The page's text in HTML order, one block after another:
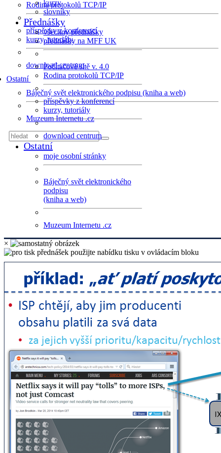
Rodina protokolů TCP/IP
příspěvky z konferencí
kurzy, tutoriály
download centrum
Ostatní
Báječný svět elektronického podpisu (kniha a web)
Muzeum Internetu .cz
kurzy
slovníky
Přednášky
všechny přednášky
přednášky na MFF UK
Počítačové sítě v. 4.0
Rodina protokolů TCP/IP
příspěvky z konferencí
kurzy, tutoriály
download centrum
Ostatní
moje osobní stránky
Báječný svět elektronického
podpisu
(kniha a web)
Muzeum Internetu .cz
×